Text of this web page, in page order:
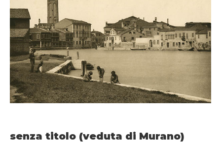
senza titolo (veduta di Murano)